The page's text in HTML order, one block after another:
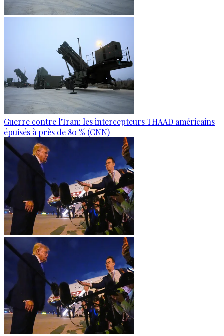
Guerre contre l’Iran: les intercepteurs THAAD américains
épuisés à près de 80 % (CNN)